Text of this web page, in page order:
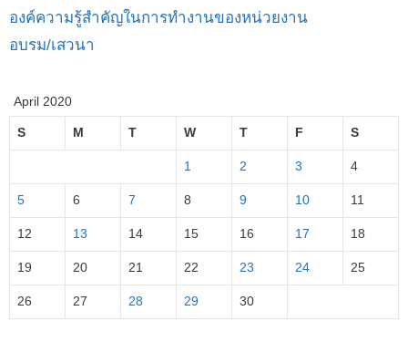
องค์ความรู้สำคัญในการทำงานของหน่วยงาน
อบรม/เสวนา
April 2020
S M T W T F S
1 2 3 4
5 6 7 8 9 10 11
12 13 14 15 16 17 18
19 20 21 22 23 24 25
26 27 28 29 30